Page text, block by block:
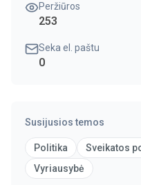
Peržiūros
253
Seka el. paštu
0
Susijusios temos
Politika Sveikatos
Vyriausybė